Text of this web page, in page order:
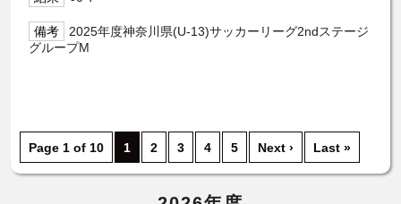
2025年度神奈川県(U-13)サッカーリーグ2ndステージ
グループM
Page 1 of 10 1 2 3 4 5 Next › Last »